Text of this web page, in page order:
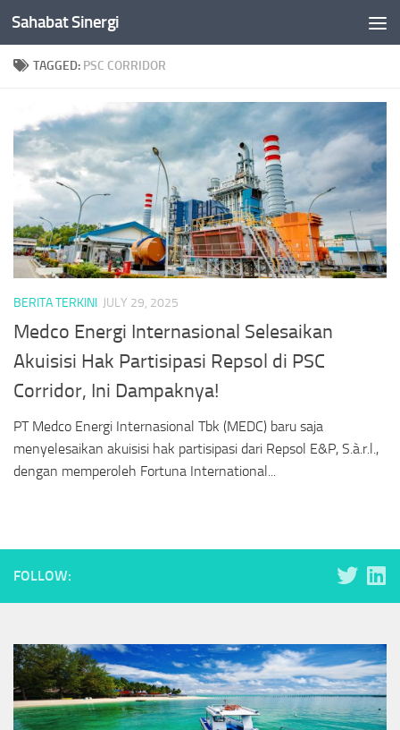
Skip to content
Sahabat Sinergi
TAGGED: PSC CORRIDOR
BERITA TERKINI JULY 29, 2025
Medco Energi Internasional Selesaikan
Akuisisi Hak Partisipasi Repsol di PSC
Corridor, Ini Dampaknya!
PT Medco Energi Internasional Tbk (MEDC) baru saja
menyelesaikan akuisisi hak partisipasi dari Repsol E&P, S.à.r.l.,
dengan memperoleh Fortuna International...
FOLLOW: